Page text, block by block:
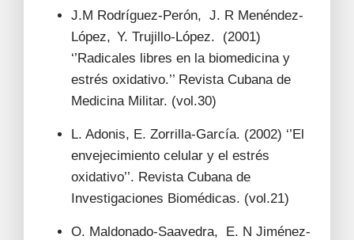
J.M Rodríguez-Perón, J. R Menéndez-
López, Y. Trujillo-López. (2001)
‘’Radicales libres en la biomedicina y
estrés oxidativo.’’ Revista Cubana de
Medicina Militar. (vol.30)
L. Adonis, E. Zorrilla-García. (2002) ‘’El
envejecimiento celular y el estrés
oxidativo’’. Revista Cubana de
Investigaciones Biomédicas. (vol.21)
O. Maldonado-Saavedra, E. N Jiménez-